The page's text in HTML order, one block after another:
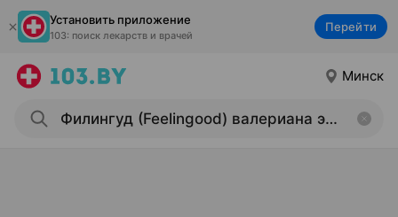
Установить приложение
103: поиск лекарств и врачей
Перейти
Минск